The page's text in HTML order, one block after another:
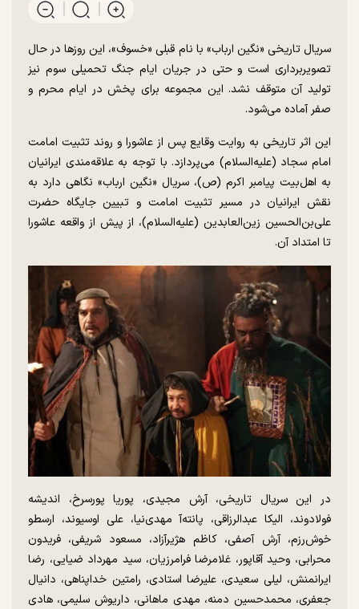
سریال تاریخی «نگین ارباب» با نام قبلی «خسوف»، این روز‌ها در حال
تصویربرداری است و حتی در جریان ایام جنگ تحمیلی سوم نیز
تولید آن متوقف نشد. این مجموعه برای پخش در ایام محرم و
صفر آماده می‌شود.
این اثر تاریخی به روایت وقایع پس از عاشورا و روند تثبیت امامت
امام سجاد (علیه‌السلام) می‌پردازد. با توجه به علاقه‌مندی ایرانیان
به اهل‌بیت پیامبر اکرم (ص)، سریال «نگین ارباب» نگاهی دارد به
نقش ایرانیان در مسیر تثبیت امامت و تبیین جایگاه حضرت
علی‌بن‌الحسین زین‌العابدین (علیه‌السلام)، از پیش از واقعه عاشورا
تا امتداد آن.
در این سریال تاریخی، آرش مجیدی، پوریا پورسرخ، اندیشه
فولادوند، الیکا عبدالرزاقی، پانته‌آ مهدی‌نیا، علی اوسیوند، ارسطو
خوش‌رزم، آرش آصفی، کاظم هژیرآزاد، مسعود شریفی، فریدون
محرابی، وحید آقاپور، غلامرضا فرامرزیان، سید مهرداد ضیایی، رضا
ایرانمنش، لیلی سعیدی، علیرضا استادی، رامتین خداپناهی، دانیال
جعفری، محمدحسین دمنه، مهدی ماهانی، داریوش سلیمی، هادی